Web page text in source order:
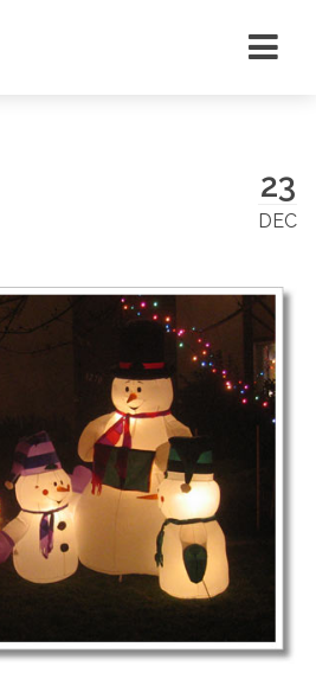
23
DEC